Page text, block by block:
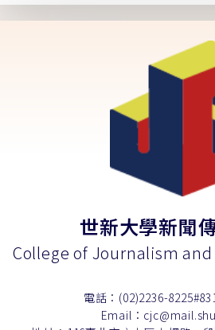
世新大學新聞
College of Journalism
電話：(02)2236-
Email：